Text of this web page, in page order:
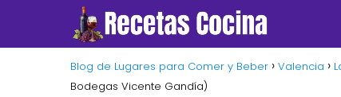
Blog de Lugares para Comer y Beber Valencia
Bodegas Vicente Gandía)